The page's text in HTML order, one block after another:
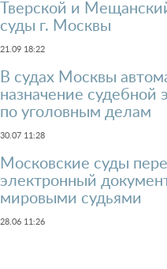
Тверской и
суды г. Москвы
21.09 18:22
В судах Москвы
назначение судебной
по уголовным делам
30.07 11:28
Московские суды
электронный
мировыми судьями
28.06 11:26